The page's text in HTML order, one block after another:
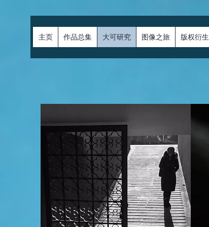
主页 作品总集 大可研究 图像之旅 版权衍生